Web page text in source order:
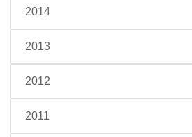
2014
2013
2012
2011